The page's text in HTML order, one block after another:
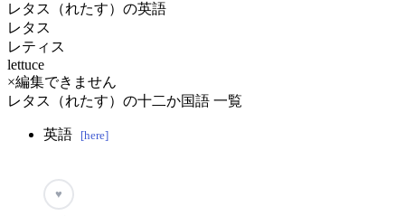
レタス（れたす）の英語
レタス
レティス
lettuce
×編集できません
レタス（れたす）の十二か国語 一覧
英語 [here]
♥